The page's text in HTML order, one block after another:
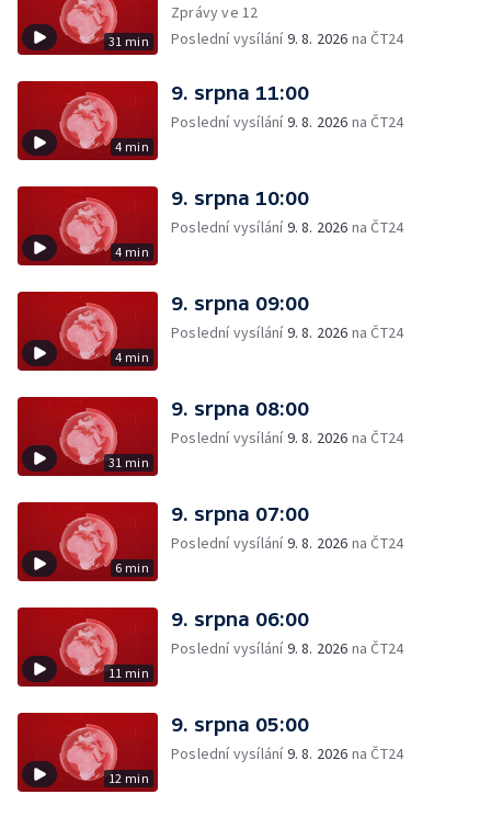
31 min
Zprávy ve 12
Poslední vysílání9. 8. 2026 na ČT24
4 min
9. srpna 11:00
Poslední vysílání9. 8. 2026 na ČT24
4 min
9. srpna 10:00
Poslední vysílání9. 8. 2026 na ČT24
4 min
9. srpna 09:00
Poslední vysílání9. 8. 2026 na ČT24
31 min
9. srpna 08:00
Poslední vysílání9. 8. 2026 na ČT24
6 min
9. srpna 07:00
Poslední vysílání9. 8. 2026 na ČT24
11 min
9. srpna 06:00
Poslední vysílání9. 8. 2026 na ČT24
12 min
9. srpna 05:00
Poslední vysílání9. 8. 2026 na ČT24